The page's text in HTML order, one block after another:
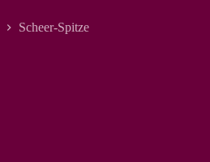
Scheer-Spitze